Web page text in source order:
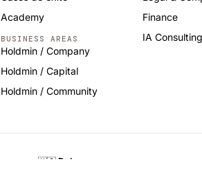
Academy
BUSINESS AREAS
Holdmin / Company
Holdmin / Capital
Holdmin / Community
Finance
IA Consulting
🇺🇸Delaware